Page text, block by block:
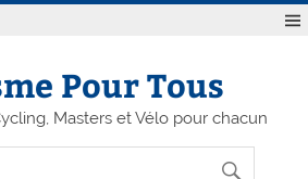
Pour Tous
Masters et Vélo pour chacun